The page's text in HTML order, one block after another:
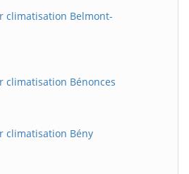
climatisation Belmont-
climatisation Bénonces
climatisation Bény